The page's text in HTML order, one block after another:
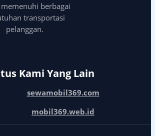
berbagai
transportasi
pelanggan.
Kami Yang Lain
sewamobil369.com
mobil369.web.id